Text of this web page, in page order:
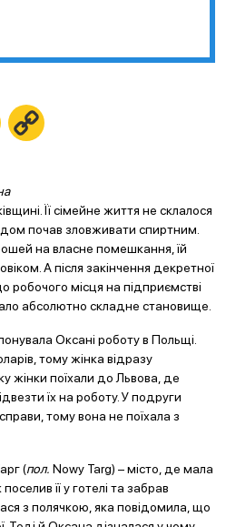
LinkedIn
Її сімейне життя не склалося
почав зловживати спиртним.
на власне помешкання, їй
А після закінчення декретної
робочого місця на підприємстві
абсолютно складне становище.
Оксані роботу в Польщі.
тому жінка відразу
жінки поїхали до Львова, де
їх на роботу. У подруги
тому вона не поїхала з
(пол. Nowy Targ) – місто, де мала
її у готелі та забрав
з полячкою, яка повідомила, що